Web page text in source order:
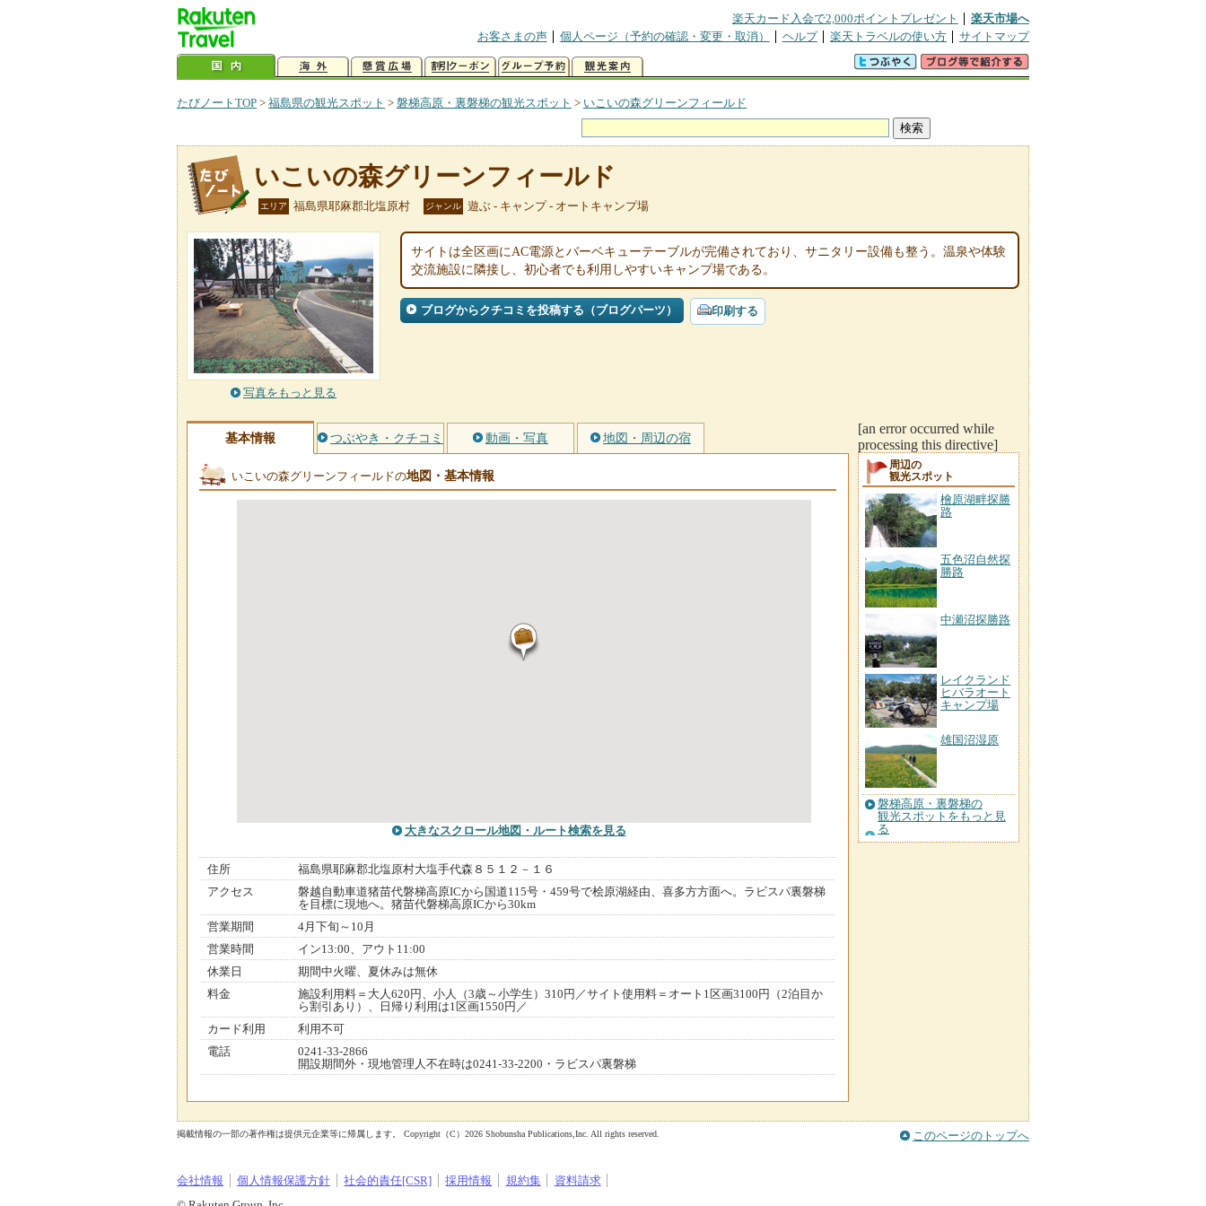
楽天カード入会で2,000ポイントプレゼント
楽天市場へ
お客さまの声
個人ページ（予約の確認・変更・取消） ヘルプ 楽天トラベルの使い方 サイトマップ
たびノートTOP > 福島県の観光スポット > 磐梯高原・裏磐梯の観光スポット > いこいの森グリーンフィールド
いこいの森グリーンフィールド
エリア 福島県耶麻郡北塩原村 ジャンル 遊ぶ - キャンプ - オートキャンプ場
写真をもっと見る
サイトは全区画にAC電源とバーベキューテーブルが完備されており、サニタリー設備も整う。温泉や体験
交流施設に隣接し、初心者でも利用しやすいキャンプ場である。
ブログからクチコミを投稿する（ブログパーツ） 印刷する
基本情報 つぶやき・クチコミ 動画・写真 地図・周辺の宿
いこいの森グリーンフィールドの地図・基本情報
大きなスクロール地図 ・ルート検索を見る
住所
福島県耶麻郡北塩原村大塩手代森８５１２－１６
アクセス
磐越自動車道猪苗代磐梯高原ICから国道115号・459号で桧原湖経由、喜多方方面へ。ラビスパ裏磐梯
を目標に現地へ。猪苗代磐梯高原ICから30km
営業期間
4月下旬～10月
営業時間
イン13:00、アウト11:00
休業日
期間中火曜、夏休みは無休
料金
施設利用料＝大人620円、小人（3歳～小学生）310円／サイト使用料＝オート1区画3100円（2泊目か
ら割引あり）、日帰り利用は1区画1550円／
カード利用
利用不可
電話
0241-33-2866
開設期間外・現地管理人不在時は0241-33-2200・ラビスパ裏磐梯
[an error occurred while
processing this directive]
周辺の
観光スポット
檜原湖畔探勝
路
五色沼自然探
勝路
中瀬沼探勝路
レイクランド
ヒバラオート
キャンプ場
雄国沼湿原
磐梯高原・裏磐梯の
観光スポットをもっと見
る
掲載情報の一部の著作権は提供元企業等に帰属します。 Copyright（C）2026 Shobunsha Publications,Inc. All rights reserved. このページのトップへ
会社情報 個人情報保護方針 社会的責任[CSR] 採用情報 規約集
資料請求